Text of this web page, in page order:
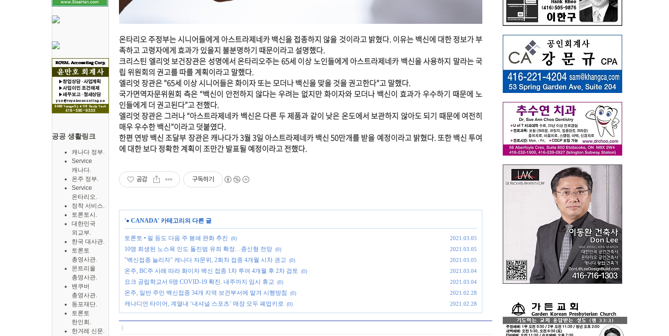
공공 생활링크
캐나다 정부.
Service
캐나다.
온주 정부.
Service
온타리오.
정착 서비스.
토론토시.
대한민국
외교부.
한국 대사관.
토론토
총영사관.
몬트리올
총영사관.
밴쿠버
총영사관.
동포재단.
토론토
한인회.
한겨레 신문.
온타리오 주정부는 시니어들에게 아스트라제네카 백신을 접종하지 않을 것이라고 밝혔다. 이유는 백신에 대한 정보가 부
족하고 고령자에게 효과가 있을지 불분명하기 때문이라고 설명했다.
크리스틴 엘리엇 보건장관은 성명에서 온타리오주는 65세 이상 노인들에게 아스트라제네카 백신을 사용하지 말라는 국
립 위원회의 권고를 따를 계획이라고 말했다.
엘리엇 장관은 "65세 이상 시니어들은 화이자 또는 모더나 백신을 맞을 것을 권고한다"고 말했다.
국가면역자문위원회 측은 “백신이 안전하지 않다는 우려는 없지만 화이자와 모더나 백신이 효과가 우수하기 때문에 노
인들에게 더 권고된다”고 전했다.
엘리엇 장관은 그러나 “아스트라제네카 백신은 다른 두 제품과 같이 낮은 온도에서 보관하지 않아도 되기 때문에 여전히
매우 우수한 백신”이라고 덧붙였다.
한편 연방 백신 조달부 장관은 캐나다가 3월 3일 아스트라제네카 백신 50만개를 받을 예정이라고 밝혔다. 또한 백신 투여
에 대한 보다 정확한 계획이 조만간 발표될 예정이라고 전했다.
공감 구독하기
'● CANADA' 카테고리의 다른 글
토론토 • 필 등도 다음 주 봉쇄 완화 추진 (0) 2021.03.05
10명 희생된 노스욕 인도 돌진범 유죄 확정…종신형 전망 (0) 2021.03.05
"백신접종 늘리자" 캐나다 자문위, 2회차 접종 4개월 시차 권고 (0) 2021.03.05
온주, BC주 사례 따라 화이자 백신 접종 1차 투여 4개월 후 2차 검토 (0) 2021.03.04
요크 공립학교서 6명 COVID-19 확진. 내주까지 임시 휴교 (0) 2021.03.04
온주, 일반 주민 백신접종 34개 지역 보건부서에 맡겨 시행방침 (0) 2021.02.28
캐나디언 타이어, 계열내 ‘내셔널 스포츠’ 매장 모두 폐업키로 (0) 2021.02.28